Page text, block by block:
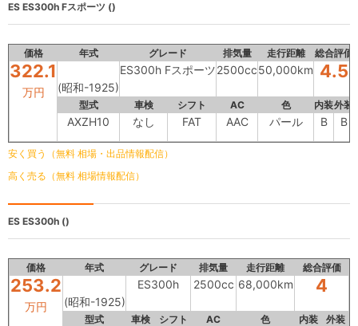
ES ES300h Fスポーツ ()
価格 年式 グレード 排気量 走行距離 総合評価
322.1
万円 (昭和-1925)
ES300h Fスポーツ2500cc50,000km 4.5
型式 車検 シフト AC 色 内装外装
AXZH10 なし FAT AAC パール B B
安く買う（無料 相場・出品情報配信）
高く売る（無料 相場情報配信）
ES ES300h ()
価格 年式 グレード 排気量 走行距離 総合評価
253.2
万円 (昭和-1925)
ES300h 2500cc 68,000km 4
型式 車検 シフト AC 色 内装 外装